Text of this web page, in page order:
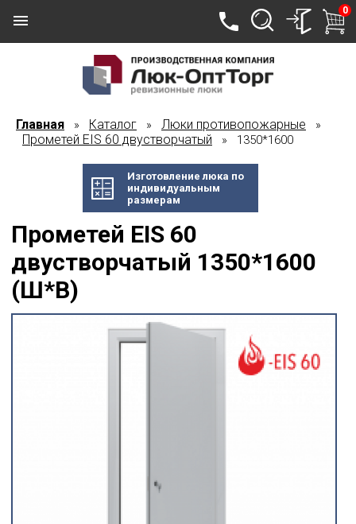
0
Главная » Каталог » Люки противопожарные »
Прометей EIS 60 двустворчатый » 1350*1600
Изготовление люка по
индивидуальным
размерам
Прометей EIS 60
двустворчатый 1350*1600
(Ш*В)